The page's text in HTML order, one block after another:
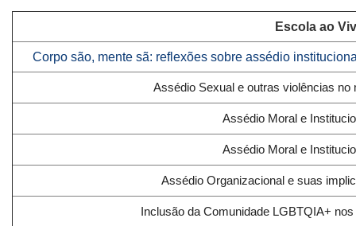
Escola ao
Corpo são, mente sã: reflexões sobre assédio
Assédio Sexual e outras violências no
Assédio Moral e
Assédio Moral e
Assédio Organizacional e suas
Inclusão da Comunidade LGBTQIA+